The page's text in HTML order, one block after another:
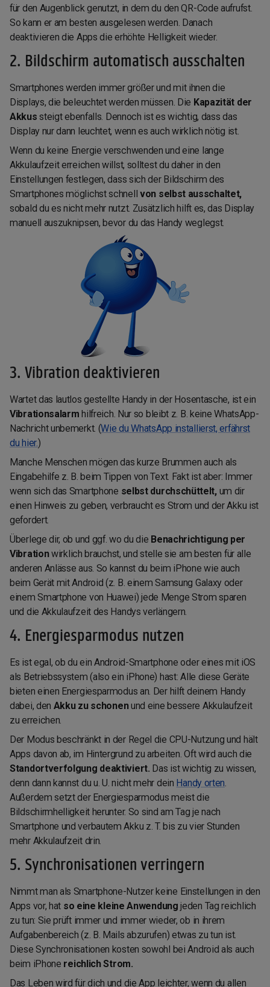
für den Augenblick genutzt, in dem du den QR-Code aufrufst.
So kann er am besten ausgelesen werden. Danach
deaktivieren die Apps die erhöhte Helligkeit wieder.
2. Bildschirm automatisch ausschalten
Smartphones werden immer größer und mit ihnen die
Displays, die beleuchtet werden müssen. Die Kapazität der
Akkussteigt ebenfalls. Dennoch ist es wichtig, dass das
Display nur dann leuchtet, wenn es auch wirklich nötig ist.
Wenn du keine Energie verschwenden und eine lange
Akkulaufzeit erreichen willst, solltest du daher in den
Einstellungen festlegen, dass sich der Bildschirm des
Smartphones möglichst schnell von selbst ausschaltet,
sobald du es nicht mehr nutzt. Zusätzlich hilft es, das Display
manuell auszuknipsen, bevor du das Handy weglegst.
3. Vibration deaktivieren
Wartet das lautlos gestellte Handy in der Hosentasche, ist ein
Vibrationsalarmhilfreich. Nur so bleibt z. B. keine WhatsApp-
Nachricht unbemerkt. (Wie du WhatsApp installierst, erfährst
du hier.)
Manche Menschen mögen das kurze Brummen auch als
Eingabehilfe z. B. beim Tippen von Text. Fakt ist aber: Immer
wenn sich das Smartphone selbst durchschüttelt, um dir
einen Hinweis zu geben, verbraucht es Strom und der Akku ist
gefordert.
Überlege dir, ob und ggf. wo du die Benachrichtigung per
Vibrationwirklich brauchst, und stelle sie am besten für alle
anderen Anlässe aus. So kannst du beim iPhone wie auch
beim Gerät mit Android (z. B. einem Samsung Galaxy oder
einem Smartphone von Huawei) jede Menge Strom sparen
und die Akkulaufzeit des Handys verlängern.
4. Energiesparmodus nutzen
Es ist egal, ob du ein Android-Smartphone oder eines mit iOS
als Betriebssystem (also ein iPhone) hast: Alle diese Geräte
bieten einen Energiesparmodus an. Der hilft deinem Handy
dabei, den Akku zu schonenund eine bessere Akkulaufzeit
zu erreichen.
Der Modus beschränkt in der Regel die CPU-Nutzung und hält
Apps davon ab, im Hintergrund zu arbeiten. Oft wird auch die
Standortverfolgung deaktiviert. Das ist wichtig zu wissen,
denn dann kannst du u. U. nicht mehr dein Handy orten.
Außerdem setzt der Energiesparmodus meist die
Bildschirmhelligkeit herunter. So sind am Tag je nach
Smartphone und verbautem Akku z. T. bis zu vier Stunden
mehr Akkulaufzeit drin.
5. Synchronisationen verringern
Nimmt man als Smartphone-Nutzer keine Einstellungen in den
Apps vor, hat so eine kleine Anwendungjeden Tag reichlich
zu tun: Sie prüft immer und immer wieder, ob in ihrem
Aufgabenbereich (z. B. Mails abzurufen) etwas zu tun ist.
Diese Synchronisationen kosten sowohl bei Android als auch
beim iPhone reichlich Strom.
Das Leben wird für dich und die App leichter, wenn du allen